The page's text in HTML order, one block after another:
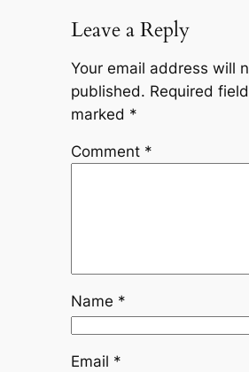
Leave a Reply
Your email address will
published. Required
marked *
Comment *
Name *
Email *